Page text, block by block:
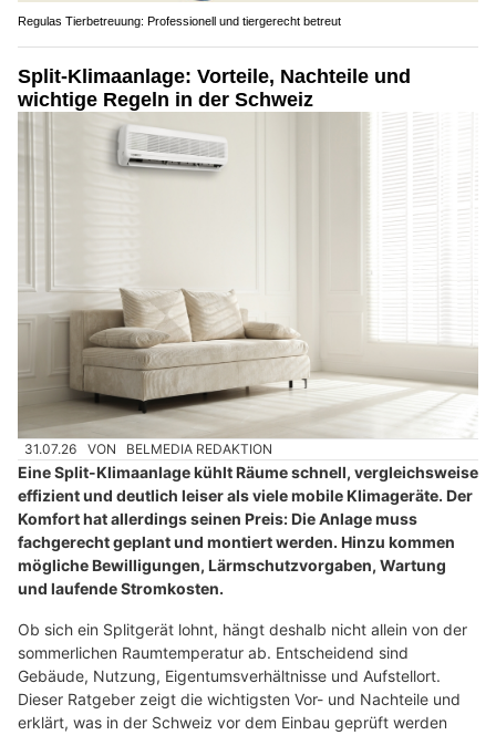
Regulas Tierbetreuung: Professionell und tiergerecht betreut
Split-Klimaanlage: Vorteile, Nachteile und
wichtige Regeln in der Schweiz
31.07.26 VON BELMEDIA REDAKTION
Eine Split-Klimaanlage kühlt Räume schnell, vergleichsweise
effizient und deutlich leiser als viele mobile Klimageräte. Der
Komfort hat allerdings seinen Preis: Die Anlage muss
fachgerecht geplant und montiert werden. Hinzu kommen
mögliche Bewilligungen, Lärmschutzvorgaben, Wartung
und laufende Stromkosten.
Ob sich ein Splitgerät lohnt, hängt deshalb nicht allein von der
sommerlichen Raumtemperatur ab. Entscheidend sind
Gebäude, Nutzung, Eigentumsverhältnisse und Aufstellort.
Dieser Ratgeber zeigt die wichtigsten Vor- und Nachteile und
erklärt, was in der Schweiz vor dem Einbau geprüft werden